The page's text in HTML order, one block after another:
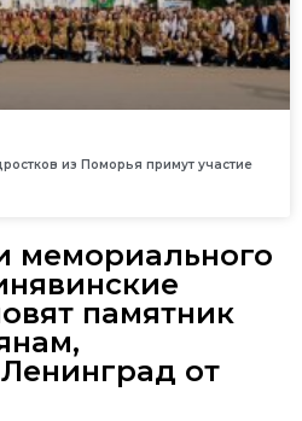
из Поморья примут участие
мемориального
памятник
от